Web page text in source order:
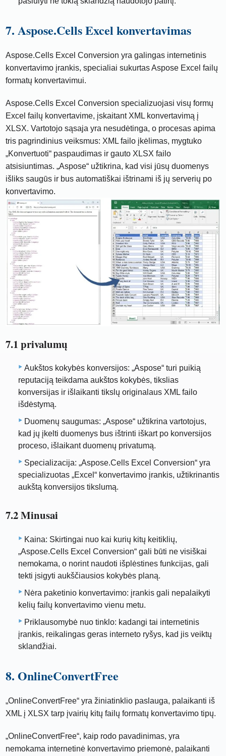
7. Aspose.Cells Excel konvertavimas
Aspose.Cells Excel Conversion yra galingas internetinis
konvertavimo įrankis, specialiai sukurtas Aspose Excel failų
formatų konvertavimui.
Aspose.Cells Excel Conversion specializuojasi visų formų
Excel failų konvertavime, įskaitant XML konvertavimą į
XLSX. Vartotojo sąsaja yra nesudėtinga, o procesas apima
tris pagrindinius veiksmus: XML failo įkėlimas, mygtuko
„Konvertuoti“ paspaudimas ir gauto XLSX failo
atsisiuntimas. „Aspose“ užtikrina, kad visi jūsų duomenys
išliks saugūs ir bus automatiškai ištrinami iš jų serverių po
konvertavimo.
7.1 privalumų
Aukštos kokybės konversijos: „Aspose“ turi puikią
reputaciją teikdama aukštos kokybės, tikslias
konversijas ir išlaikanti tikslų originalaus XML failo
išdėstymą.
Duomenų saugumas: „Aspose“ užtikrina vartotojus,
kad jų įkelti duomenys bus ištrinti iškart po konversijos
proceso, išlaikant duomenų privatumą.
Specializacija: „Aspose.Cells Excel Conversion“ yra
specializuotas „Excel“ konvertavimo įrankis, užtikrinantis
aukštą konversijos tikslumą.
7.2 Minusai
Kaina: Skirtingai nuo kai kurių kitų keitiklių,
„Aspose.Cells Excel Conversion“ gali būti ne visiškai
nemokama, o norint naudoti išplėstines funkcijas, gali
tekti įsigyti aukščiausios kokybės planą.
Nėra paketinio konvertavimo: įrankis gali nepalaikyti
kelių failų konvertavimo vienu metu.
Priklausomybė nuo tinklo: kadangi tai internetinis
įrankis, reikalingas geras interneto ryšys, kad jis veiktų
sklandžiai.
8. OnlineConvertFree
„OnlineConvertFree“ yra žiniatinklio paslauga, palaikanti iš
XML į XLSX tarp įvairių kitų failų formatų konvertavimo tipų.
„OnlineConvertFree“, kaip rodo pavadinimas, yra
nemokama internetinė konvertavimo priemonė, palaikanti